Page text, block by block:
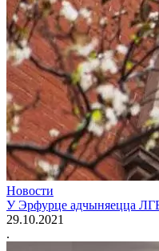
Новости
У Эрфурце адчыняецца
29.10.2021
.